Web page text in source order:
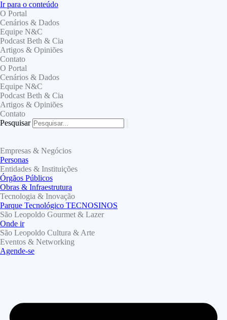
Ir para o conteúdo
O Portal
Cenários & Dados
Equipe N&C
Podcast Beth & Cia
Artigos & Opiniões
Contato
O Portal
Cenários & Dados
Equipe N&C
Podcast Beth & Cia
Artigos & Opiniões
Contato
Pesquisar
Empresas & Negócios
Personas
Entidades & Instituições
Órgãos Públicos
Obras & Infraestrutura
Tecnologia & Inovação
Parque Tecnológico TECNOSINOS
São Leopoldo Gourmet & Lazer
Onde ir
São Leopoldo Cultura & Arte
Eventos & Networking
Agende-se